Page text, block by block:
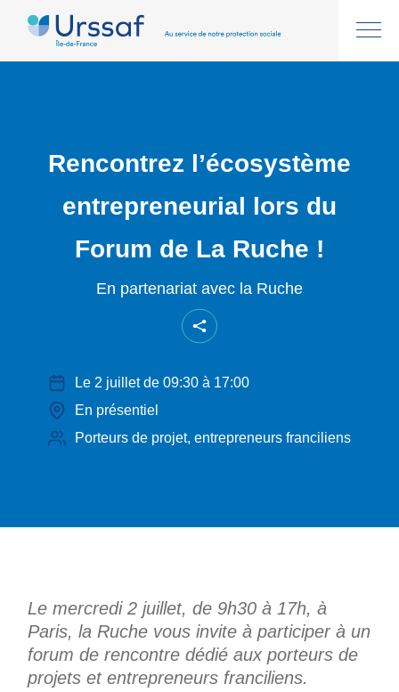
Rencontrez l’écosystème
entrepreneurial lors du
Forum de La Ruche !
En partenariat avec la Ruche
Le 2 juillet de 09:30 à 17:00
En présentiel
Porteurs de projet, entrepreneurs franciliens
Le mercredi 2 juillet, de 9h30 à 17h, à
Paris, la Ruche vous invite à participer à un
forum de rencontre dédié aux porteurs de
projets et entrepreneurs franciliens.